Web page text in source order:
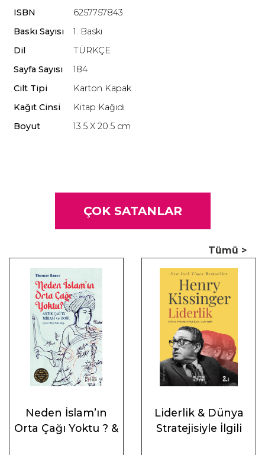
ISBN
6257757843
Baskı Sayısı
1. Baskı
Dil
TÜRKÇE
Sayfa Sayısı
184
Cilt Tipi
Karton Kapak
Kağıt Cinsi
Kitap Kağıdı
Boyut
13.5 X 20.5 cm
ÇOK SATANLAR
Tümü >
Neden İslam’ın
Orta Çağı Yoktu ? &
Liderlik & Dünya
Stratejisiyle İlgili